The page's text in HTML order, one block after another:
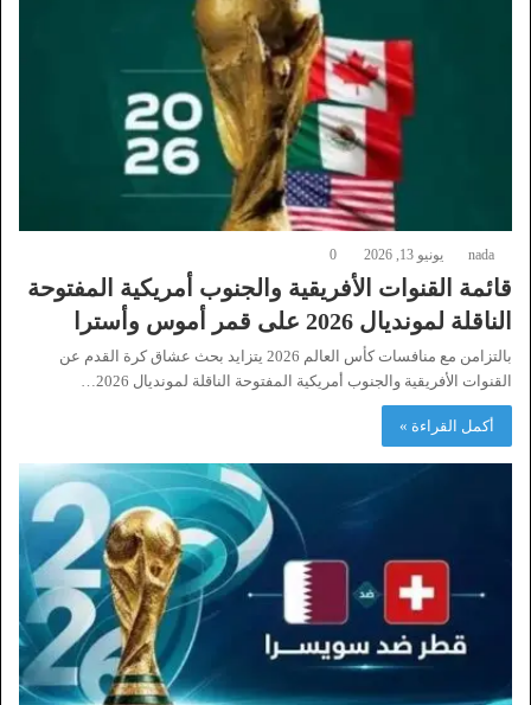
nada يونيو 13, 2026 0
قائمة القنوات الأفريقية والجنوب أمريكية المفتوحة
الناقلة لمونديال 2026 على قمر أموس وأسترا
بالتزامن مع منافسات كأس العالم 2026 يتزايد بحث عشاق كرة القدم عن
القنوات الأفريقية والجنوب أمريكية المفتوحة الناقلة لمونديال 2026…
أكمل القراءة »